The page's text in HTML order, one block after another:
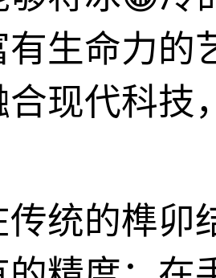
有生命力的
合现代科技
传统的榫卯